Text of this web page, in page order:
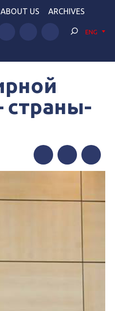
ABOUT US ARCHIVES
ENG
страны-